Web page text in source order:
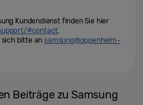
Kundendienst finden Sie hier
#contact.
sich bitte ansamsung@oppenheim-
Beiträge zu Samsung